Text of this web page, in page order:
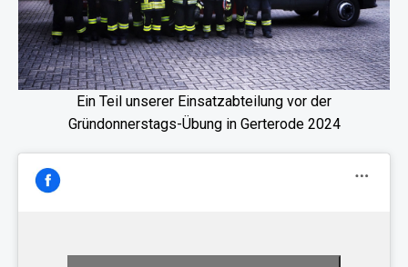
Ein Teil unserer Einsatzabteilung vor der
Gründonnerstags-Übung in Gerterode 2024